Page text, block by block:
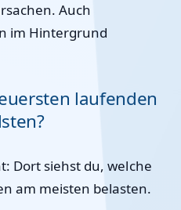
Auch
im Hintergrund
laufenden
Dort siehst du, welche
am meisten belasten.